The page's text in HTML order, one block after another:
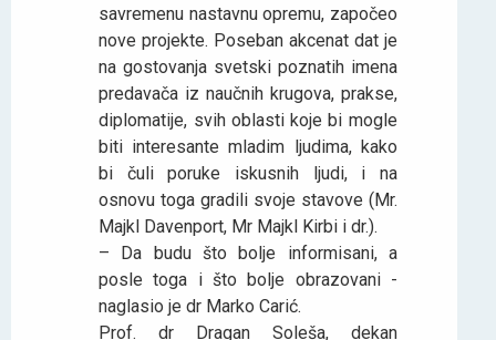
savremenu nastavnu opremu, započeo
nove projekte. Poseban akcenat dat je
na gostovanja svetski poznatih imena
predavača iz naučnih krugova, prakse,
diplomatije, svih oblasti koje bi mogle
biti interesante mladim ljudima, kako
bi čuli poruke iskusnih ljudi, i na
osnovu toga gradili svoje stavove (Mr.
Majkl Davenport, Mr Majkl Kirbi i dr.).
– Da budu što bolje informisani, a
posle toga i što bolje obrazovani -
naglasio je dr Marko Carić.
Prof. dr Dragan Soleša, dekan